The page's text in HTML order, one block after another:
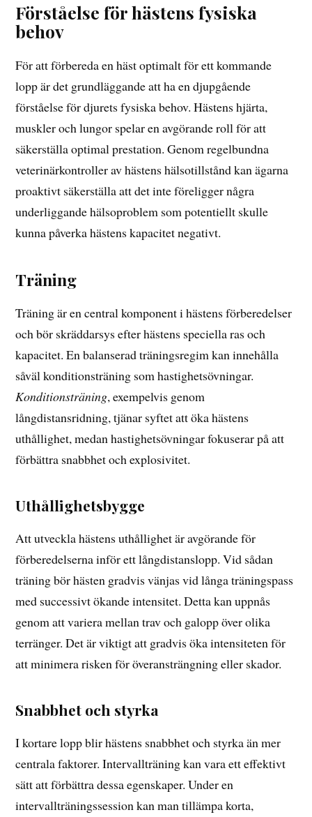
Förståelse för hästens fysiska
behov
För att förbereda en häst optimalt för ett kommande
lopp är det grundläggande att ha en djupgående
förståelse för djurets fysiska behov. Hästens hjärta,
muskler och lungor spelar en avgörande roll för att
säkerställa optimal prestation. Genom regelbundna
veterinärkontroller av hästens hälsotillstånd kan ägarna
proaktivt säkerställa att det inte föreligger några
underliggande hälsoproblem som potentiellt skulle
kunna påverka hästens kapacitet negativt.
Träning
Träning är en central komponent i hästens förberedelser
och bör skräddarsys efter hästens speciella ras och
kapacitet. En balanserad träningsregim kan innehålla
såväl konditionsträning som hastighetsövningar.
Konditionsträning, exempelvis genom
långdistansridning, tjänar syftet att öka hästens
uthållighet, medan hastighetsövningar fokuserar på att
förbättra snabbhet och explosivitet.
Uthållighetsbygge
Att utveckla hästens uthållighet är avgörande för
förberedelserna inför ett långdistanslopp. Vid sådan
träning bör hästen gradvis vänjas vid långa träningspass
med successivt ökande intensitet. Detta kan uppnås
genom att variera mellan trav och galopp över olika
terränger. Det är viktigt att gradvis öka intensiteten för
att minimera risken för överansträngning eller skador.
Snabbhet och styrka
I kortare lopp blir hästens snabbhet och styrka än mer
centrala faktorer. Intervallträning kan vara ett effektivt
sätt att förbättra dessa egenskaper. Under en
intervallträningssession kan man tillämpa korta,